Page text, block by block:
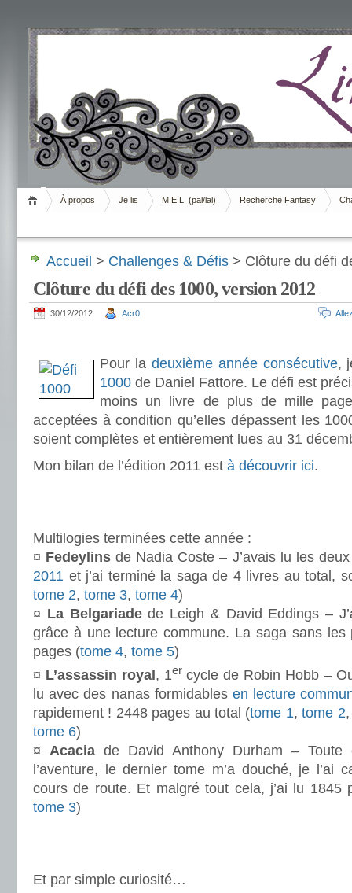
Livrement
À propos Je lis M.E.L. (pal/lal) Recherche Fantasy
Accueil > Challenges & Défis > Clôture du défi
Clôture du défi des 1000, version 2012
30/12/2012 Acr0
Pour la deuxième année consécutive,
1000 de Daniel Fattore. Le défi est
moins un livre de plus de mille
acceptées à condition qu’elles dépassent les
soient complètes et entièrement lues au 31
Mon bilan de l’édition 2011 est à découvrir ici.
Multilogies terminées cette année :
¤ Fedeylins de Nadia Coste – J’avais lu les
2011 et j’ai terminé la saga de 4 livres au total,
tome 2, tome 3, tome 4)
¤ La Belgariadede Leigh & David Eddings –
grâce à une lecture commune. La saga sans les
pages (tome 4, tome 5)
¤ L’assassin royal , 1er cycle de Robin Hobb –
lu avec des nanas formidables en lecture
rapidement ! 2448 pages au total (tome 1,tome 2
tome 6)
¤ Acacia de David Anthony Durham – Toute
l’aventure, le dernier tome m’a douché, je l’ai
cours de route. Et malgré tout cela, j’ai lu 1845
tome 3)
Et par simple curiosité…